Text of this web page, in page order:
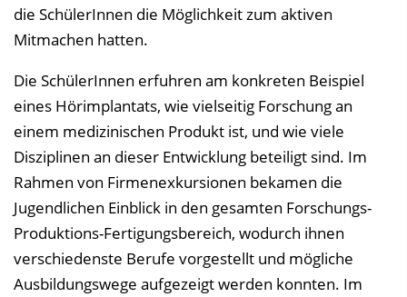
die SchülerInnen die Möglichkeit zum aktiven
Mitmachen hatten.
Die SchülerInnen erfuhren am konkreten Beispiel
eines Hörimplantats, wie vielseitig Forschung an
einem medizinischen Produkt ist, und wie viele
Disziplinen an dieser Entwicklung beteiligt sind. Im
Rahmen von Firmenexkursionen bekamen die
Jugendlichen Einblick in den gesamten Forschungs-
Produktions-Fertigungsbereich, wodurch ihnen
verschiedenste Berufe vorgestellt und mögliche
Ausbildungswege aufgezeigt werden konnten. Im